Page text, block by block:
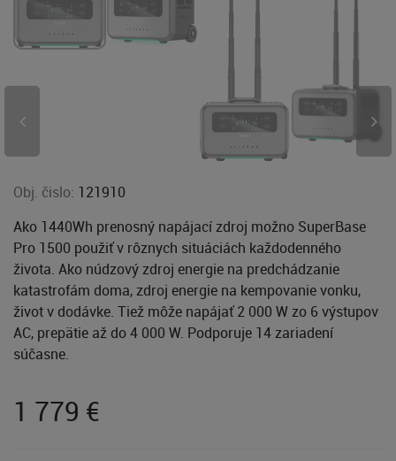
Obj. čislo: 121910
Ako 1440Wh prenosný napájací zdroj možno SuperBase
Pro 1500 použiť v rôznych situáciách každodenného
života. Ako núdzový zdroj energie na predchádzanie
katastrofám doma, zdroj energie na kempovanie vonku,
život v dodávke. Tiež môže napájať 2 000 W zo 6 výstupov
AC, prepätie až do 4 000 W. Podporuje 14 zariadení
súčasne.
1 779 €